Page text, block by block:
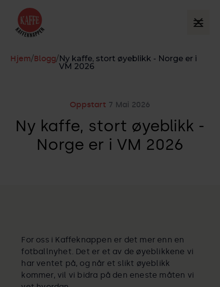
Hjem/Blogg/Ny kaffe, stort øyeblikk - Norge er i
VM 2026
Oppstart 7 Mai 2026
Ny kaffe, stort øyeblikk -
Norge er i VM 2026
For oss i Kaffeknappen er det mer enn en
fotballnyhet. Det er et av de øyeblikkene vi
har ventet på, og når et slikt øyeblikk
kommer, vil vi bidra på den eneste måten vi